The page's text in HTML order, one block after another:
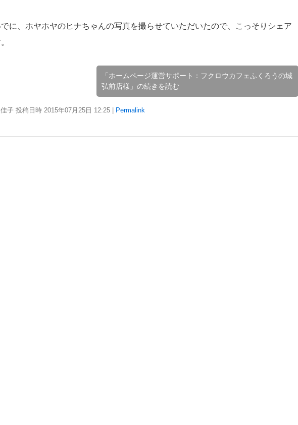
に、ホヤホヤのヒナちゃんの写真を撮らせていただいたので、こっそりシェア
「ホームページ運営サポート：フクロウカフェふくろうの城
弘前店様」の続きを読む
子 投稿日時 2015年07月25日 12:25 Permalink